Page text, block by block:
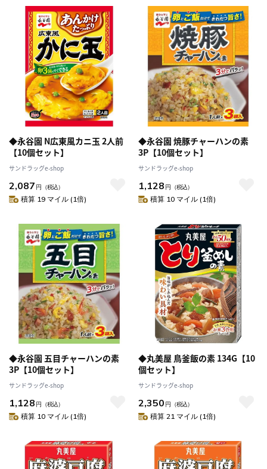
◆永谷園 N広東風カニ玉 2人前
【10個セット】
サンドラッグe-shop
2,087 円 （税込）
積算 19 マイル (1倍)
◆永谷園 焼豚チャーハンの素
3P【10個セット】
サンドラッグe-shop
1,128 円 （税込）
積算 10 マイル (1倍)
◆永谷園 五目チャーハンの素
3P【10個セット】
サンドラッグe-shop
1,128 円 （税込）
積算 10 マイル (1倍)
◆丸美屋 鳥釜飯の素 134G【10
個セット】
サンドラッグe-shop
2,350 円 （税込）
積算 21 マイル (1倍)